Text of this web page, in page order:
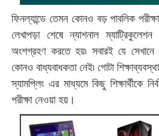
ফিনল্যান্ডে তেমন কোনও বড় পাবলিক
লেখাপড়া শেষে ন্যাশনাল ম্যাট্রিকুলেশন
অংশগ্রহণ করতে হয়৷ সবারই যে
কোনও বাধ্যবাধকতা নেই৷ গোটা
স্যামপ্লিং এর মাধ্যমে কিছু শিক্ষার্থীকে
পরীক্ষা নেওয়া হয়।